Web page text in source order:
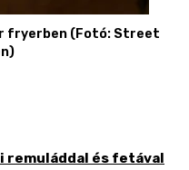
fryerben (Fotó: Street
remuláddal és fetával